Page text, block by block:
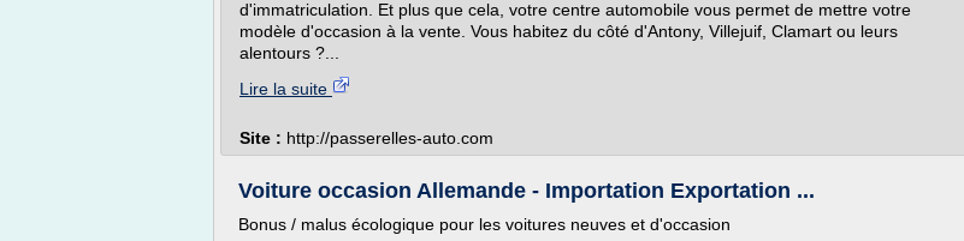
d'immatriculation. Et plus que cela, votre centre automobile vous permet de mettre votre
modèle d'occasion à la vente. Vous habitez du côté d'Antony, Villejuif, Clamart ou leurs
alentours ?...
Lire la suite
Site : http://passerelles-auto.com
Voiture occasion Allemande - Importation Exportation ...
Bonus / malus écologique pour les voitures neuves et d'occasion